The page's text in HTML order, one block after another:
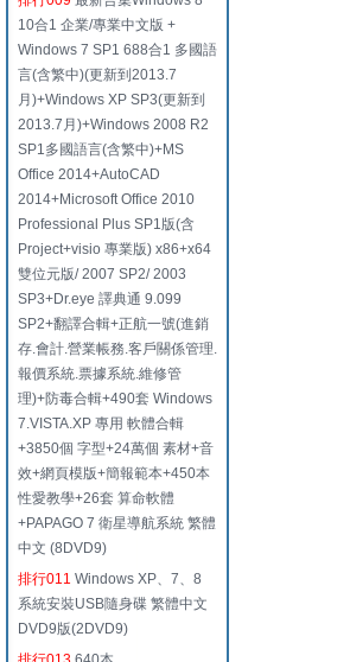
10合1 企業/專業中文版 +
Windows 7 SP1 688合1 多國語
言(含繁中)(更新到2013.7
月)+Windows XP SP3(更新到
2013.7月)+Windows 2008 R2
SP1多國語言(含繁中)+MS
Office 2014+AutoCAD
2014+Microsoft Office 2010
Professional Plus SP1版(含
Project+visio 專業版) x86+x64
雙位元版/ 2007 SP2/ 2003
SP3+Dr.eye 譯典通 9.099
SP2+翻譯合輯+正航一號(進銷
存.會計.營業帳務.客戶關係管理.
報價系統.票據系統.維修管
理)+防毒合輯+490套 Windows
7.VISTA.XP 專用 軟體合輯
+3850個 字型+24萬個 素材+音
效+網頁模版+簡報範本+450本
性愛教學+26套 算命軟體
+PAPAGO 7 衛星導航系統 繁體
中文 (8DVD9)
排行011 Windows XP、7、8
系統安裝USB隨身碟 繁體中文
DVD9版(2DVD9)